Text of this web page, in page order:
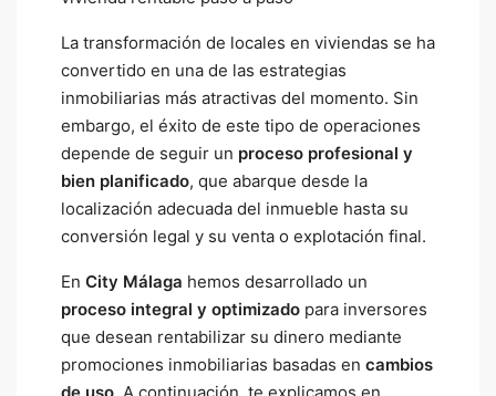
La transformación de locales en viviendas se ha
convertido en una de las estrategias
inmobiliarias más atractivas del momento. Sin
embargo, el éxito de este tipo de operaciones
depende de seguir un proceso profesional y
bien planificado, que abarque desde la
localización adecuada del inmueble hasta su
conversión legal y su venta o explotación final.
En City Málaga hemos desarrollado un
proceso integral y optimizado para inversores
que desean rentabilizar su dinero mediante
promociones inmobiliarias basadas en cambios